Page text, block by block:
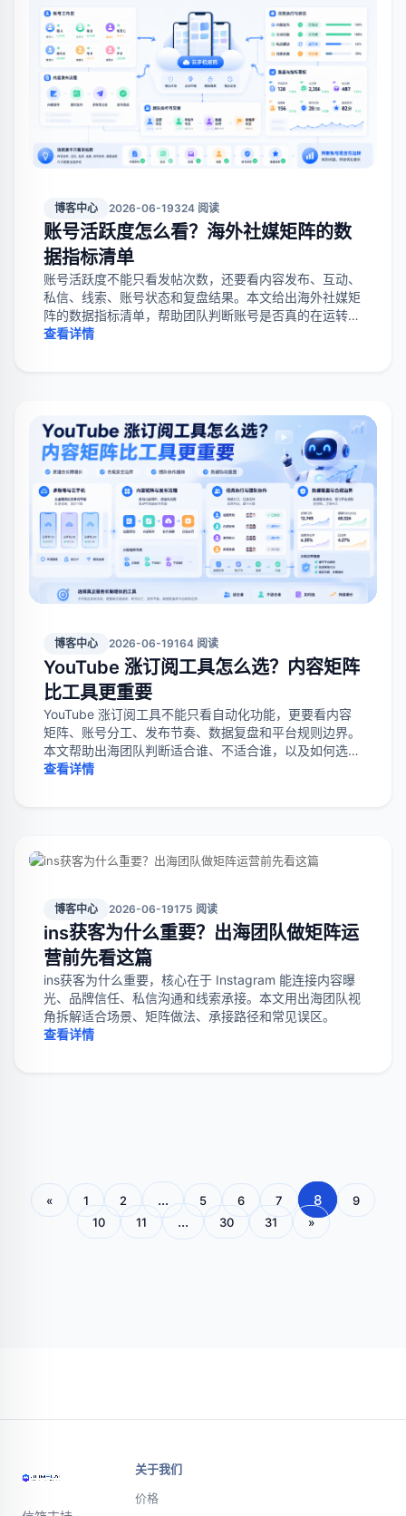
博客中心 2026-06-19324 阅读
账号活跃度怎么看？海外社媒矩阵的数
据指标清单
账号活跃度不能只看发帖次数，还要看内容发布、互动、
私信、线索、账号状态和复盘结果。本文给出海外社媒矩
阵的数据指标清单，帮助团队判断账号是否真的在运转、
哪里需要调整。
查看详情
博客中心 2026-06-19164 阅读
YouTube 涨订阅工具怎么选？内容矩阵
比工具更重要
YouTube 涨订阅工具不能只看自动化功能，更要看内容
矩阵、账号分工、发布节奏、数据复盘和平台规则边界。
本文帮助出海团队判断适合谁、不适合谁，以及如何选择
真正服务长期增长的工具。
查看详情
博客中心 2026-06-19175 阅读
ins获客为什么重要？出海团队做矩阵运
营前先看这篇
ins获客为什么重要，核心在于 Instagram 能连接内容曝
光、品牌信任、私信沟通和线索承接。本文用出海团队视
角拆解适合场景、矩阵做法、承接路径和常见误区。
查看详情
« 1 2 ... 5 6 7 8
9
10
11 ... 30 31 »
关于我们
价格